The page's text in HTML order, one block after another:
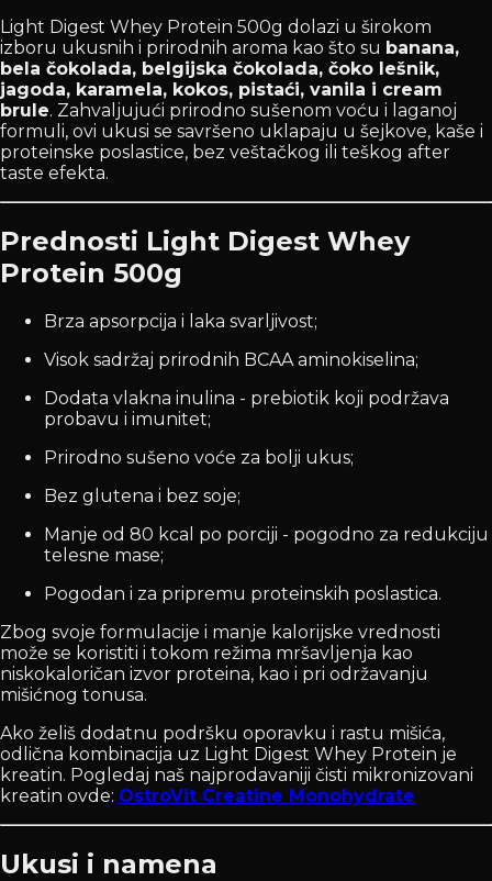
Light Digest Whey Protein 500g dolazi u širokom
izboru ukusnih i prirodnih aroma kao što su banana,
bela čokolada, belgijska čokolada, čoko lešnik,
jagoda, karamela, kokos, pistaći, vanila i cream
brule. Zahvaljujući prirodno sušenom voću i laganoj
formuli, ovi ukusi se savršeno uklapaju u šejkove, kaše i
proteinske poslastice, bez veštačkog ili teškog after
taste efekta.
Prednosti Light Digest Whey
Protein 500g
Brza apsorpcija i laka svarljivost;
Visok sadržaj prirodnih BCAA aminokiselina;
Dodata vlakna inulina - prebiotik koji podržava
probavu i imunitet;
Prirodno sušeno voće za bolji ukus;
Bez glutena i bez soje;
Manje od 80 kcal po porciji - pogodno za redukciju
telesne mase;
Pogodan i za pripremu proteinskih poslastica.
Zbog svoje formulacije i manje kalorijske vrednosti
može se koristiti i tokom režima mršavljenja kao
niskokaloričan izvor proteina, kao i pri održavanju
mišićnog tonusa.
Ako želiš dodatnu podršku oporavku i rastu mišića,
odlična kombinacija uz Light Digest Whey Protein je
kreatin. Pogledaj naš najprodavaniji čisti mikronizovani
kreatin ovde: OstroVit Creatine Monohydrate
Ukusi i namena